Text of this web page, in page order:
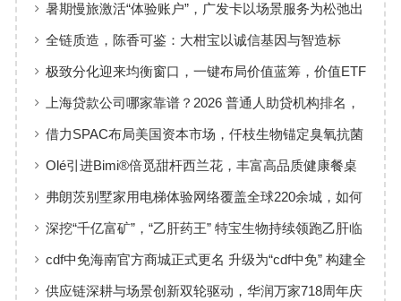
暑期慢旅激活“体验账户”，广发卡以场景服务为松弛出
行添彩
全链质造，陈香可鉴：大柑宝以诚信基因与智造标
准，定义新会陈皮高质量发展
极致分化迎来均衡窗口，一键布局价值蓝筹，价值ETF
华夏火热开售
上海贷款公司哪家靠谱？2026 普通人助贷机构排名，
工薪族借钱选择指南
借力SPAC布局美国资本市场，仟枝生物锚定臭氧抗菌
黄金赛道
Olé引进Bimi®倍觅甜杆西兰花，丰富高品质健康餐桌
新选择
弗朗茨别墅家用电梯体验网络覆盖全球220余城，如何
实现高效服务响应
深挖“千亿富矿”，“乙肝药王” 特宝生物持续领跑乙肝临
床治愈
cdf中免海南官方商城正式更名 升级为“cdf中免” 构建全
场景购物生态
供应链深耕与场景创新双轮驱动，华润万家718周年庆